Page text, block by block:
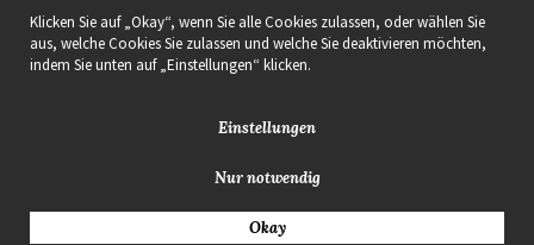
2021 Delightful Hair
Klicken Sie auf „Okay“, wenn Sie alle Cookies zulassen, oder wählen Sie
aus, welche Cookies Sie zulassen und welche Sie deaktivieren möchten,
indem Sie unten auf „Einstellungen“ klicken.
Einstellungen
Nur notwendig
Okay